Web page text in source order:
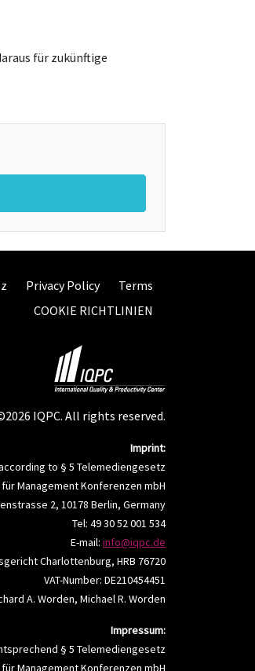
für zukünftige
Privacy Policy
Terms
COOKIE RICHTLINIEN
IQPC. All rights reserved.
Imprint:
to § 5 Telemediengesetz
Management Konferenzen mbH
2, 10178 Berlin, Germany
Tel: 49 30 52 001 534
E-mail: info@iqpc.de
Charlottenburg, HRB 76720
VAT-Number: DE210454451
A. Worden, Michael R. Worden
Impressum:
§ 5 Telemediengesetz
Management Konferenzen mbH